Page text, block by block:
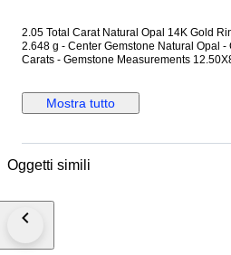
2.05 Total Carat Natural Opal 14K Gold Ring Specifications - Total
2.648 g - Center Gemstone Natural Opal
Carats - Gemstone Measurements
Size (US): 7
Mostra tutto
Oggetti simili